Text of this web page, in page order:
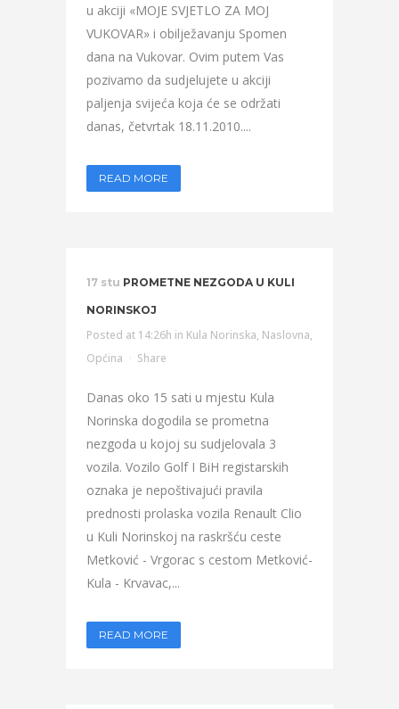
u akciji «MOJE SVJETLO ZA MOJ
VUKOVAR» i obilježavanju Spomen
dana na Vukovar. Ovim putem Vas
pozivamo da sudjelujete u akciji
paljenja svijeća koja će se održati
danas, četvrtak 18.11.2010....
READ MORE
17 stu PROMETNE NEZGODA U KULI
NORINSKOJ
Posted at 14:26h in Kula Norinska, Naslovna,
Općina
Share
Danas oko 15 sati u mjestu Kula
Norinska dogodila se prometna
nezgoda u kojoj su sudjelovala 3
vozila. Vozilo Golf I BiH registarskih
oznaka je nepoštivajući pravila
prednosti prolaska vozila Renault Clio
u Kuli Norinskoj na raskršću ceste
Metković - Vrgorac s cestom Metković-
Kula - Krvavac,...
READ MORE